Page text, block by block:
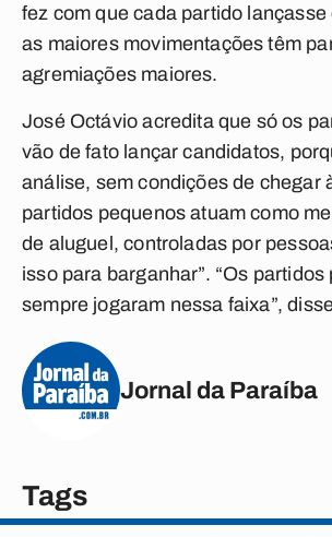
fez com que cada partido
as maiores movimentações têm
agremiações maiores.
José Octávio acredita que só os
vão de fato lançar candidatos,
análise, sem condições de chegar
partidos pequenos atuam como
de aluguel, controladas por
isso para barganhar”. “Os
sempre jogaram nessa faixa”,
Jornal da Paraíba
Tags